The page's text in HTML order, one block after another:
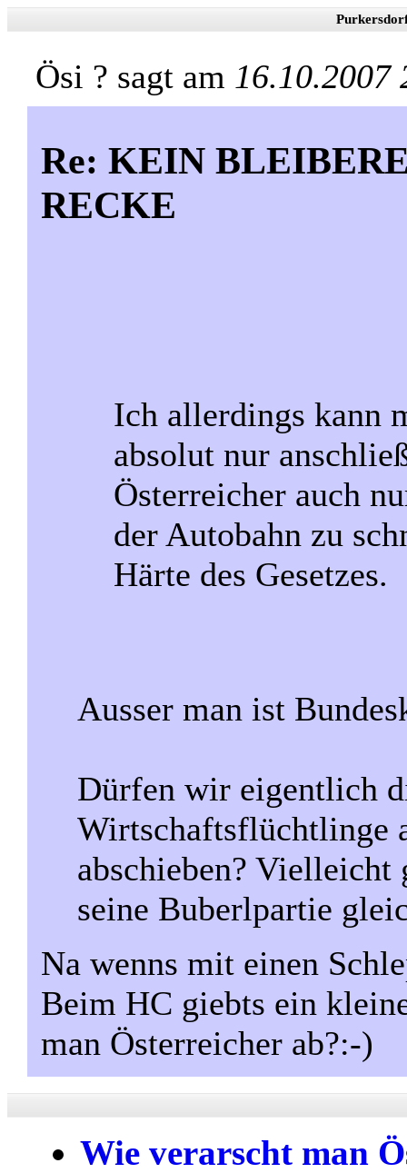
Ösi ? sagt am 16.10.2007
Re: KEIN
RECKE
Ich allerdings kann
absolut nur
Österreicher auch
der Autobahn zu
Härte des Gesetzes.
Ausser man ist
Dürfen wir eigentlich
Wirtschaftsflüchtlinge
abschieben? Vielleicht
seine Buberlpartie
Na wenns mit einen
Beim HC giebts ein
man Österreicher ab?:-)
Wie verarscht man